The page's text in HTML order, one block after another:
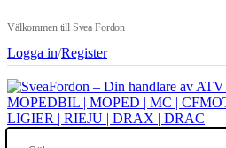
Välkommen till Svea Fordon
Logga in/Register